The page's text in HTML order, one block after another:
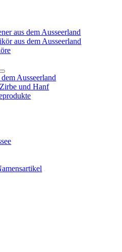
aus dem Ausseerland
aus dem Ausseerland
Ausseerland
und Hanf